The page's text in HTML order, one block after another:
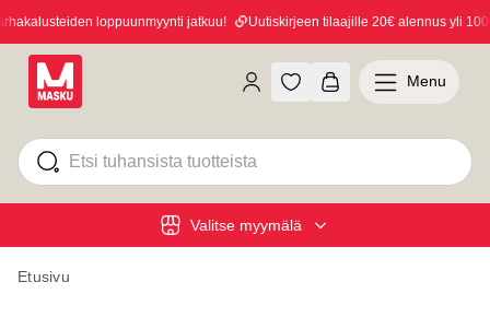
loppuunmyynti jatkuu! Uutiskirjeen tilaajille 20€ alennus yli 100€
Valitse myymälä
Menu
Etusivu